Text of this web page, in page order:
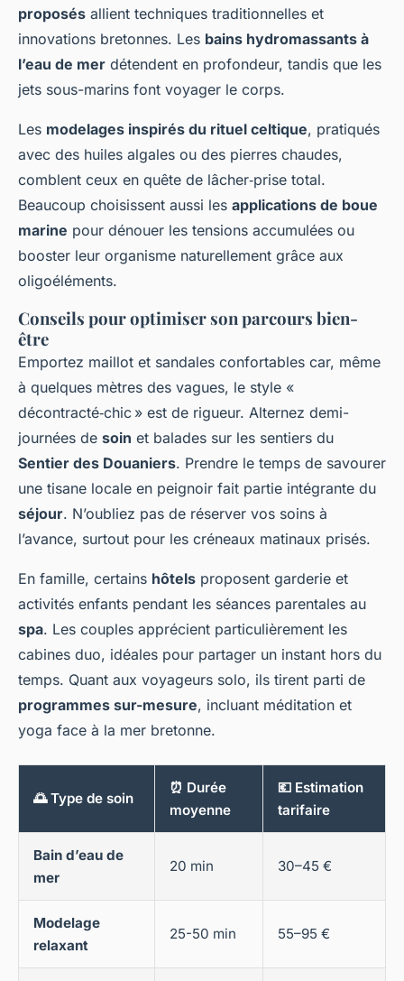
proposés allient techniques traditionnelles et
innovations bretonnes. Les bains hydromassants à
l’eau de mer détendent en profondeur, tandis que les
jets sous-marins font voyager le corps.
Les modelages inspirés du rituel celtique, pratiqués
avec des huiles algales ou des pierres chaudes,
comblent ceux en quête de lâcher‑prise total.
Beaucoup choisissent aussi les applications de boue
marine pour dénouer les tensions accumulées ou
booster leur organisme naturellement grâce aux
oligoéléments.
Conseils pour optimiser son parcours bien-
être
Emportez maillot et sandales confortables car, même
à quelques mètres des vagues, le style «
décontracté‑chic » est de rigueur. Alternez demi-
journées de soin et balades sur les sentiers du
Sentier des Douaniers. Prendre le temps de savourer
une tisane locale en peignoir fait partie intégrante du
séjour. N’oubliez pas de réserver vos soins à
l’avance, surtout pour les créneaux matinaux prisés.
En famille, certains hôtels proposent garderie et
activités enfants pendant les séances parentales au
spa. Les couples apprécient particulièrement les
cabines duo, idéales pour partager un instant hors du
temps. Quant aux voyageurs solo, ils tirent parti de
programmes sur-mesure, incluant méditation et
yoga face à la mer bretonne.
🌅 Type de soin
⏰ Durée
moyenne
💶 Estimation
tarifaire
Bain d’eau de
mer
20 min 30–45 €
Modelage
relaxant
25-50 min 55–95 €